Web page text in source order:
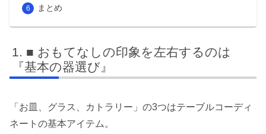
まとめ
■ おもてなしの印象を左右するのは
『基本の器選び』
「お皿、グラス、カトラリー」の3つはテーブルコーディ
ネートの基本アイテム。